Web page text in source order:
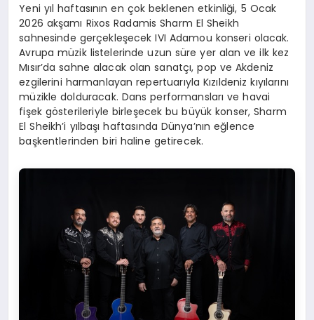
Yeni yıl haftasının en çok beklenen etkinliği, 5 Ocak
2026 akşamı Rixos Radamis Sharm El Sheikh
sahnesinde gerçekleşecek IVI Adamou konseri olacak.
Avrupa müzik listelerinde uzun süre yer alan ve ilk kez
Mısır’da sahne alacak olan sanatçı, pop ve Akdeniz
ezgilerini harmanlayan repertuarıyla Kızıldeniz kıyılarını
müzikle dolduracak. Dans performansları ve havai
fişek gösterileriyle birleşecek bu büyük konser, Sharm
El Sheikh’i yılbaşı haftasında Dünya’nın eğlence
başkentlerinden biri haline getirecek.